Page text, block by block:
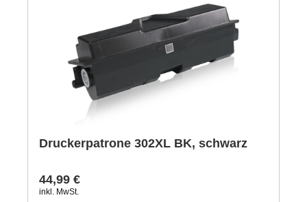
Druckerpatrone 302XL BK, schwarz
44,99 €
inkl. MwSt.